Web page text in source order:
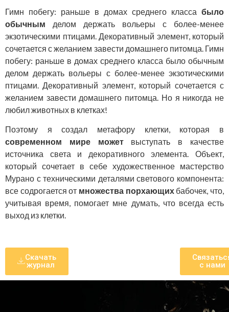
Гимн побегу: раньше в домах среднего класса было
обычным делом держать вольеры с более-менее
экзотическими птицами. Декоративный элемент, который
сочетается с желанием завести домашнего питомца. Гимн
побегу: раньше в домах среднего класса было обычным
делом держать вольеры с более-менее экзотическими
птицами. Декоративный элемент, который сочетается с
желанием завести домашнего питомца. Но я никогда не
любил животных в клетках!
Поэтому я создал метафору клетки, которая в
современном мире можетвыступать в качестве
источника света и декоративного элемента. Объект,
который сочетает в себе художественное мастерство
Мурано с техническими деталями светового компонента:
все содрогается от множества порхающихбабочек, что,
учитывая время, помогает мне думать, что всегда есть
выход из клетки.
Скачать
журнал
с нами